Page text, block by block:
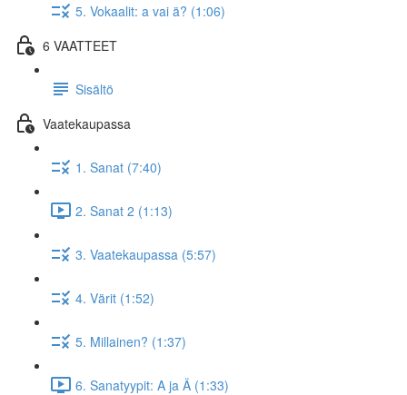
5. Vokaalit: a vai ä? (1:06)
6 VAATTEET
Sisältö
Vaatekaupassa
1. Sanat (7:40)
2. Sanat 2 (1:13)
3. Vaatekaupassa (5:57)
4. Värit (1:52)
5. Millainen? (1:37)
6. Sanatyypit: A ja Ä (1:33)